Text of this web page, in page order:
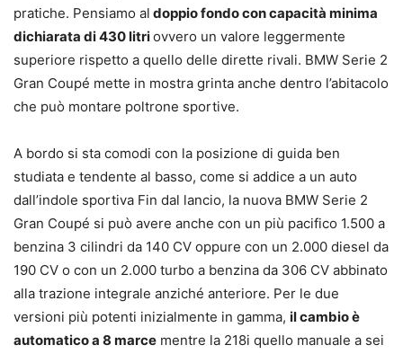
pratiche. Pensiamo al doppio fondo con capacità minima
dichiarata di 430 litriovvero un valore leggermente
superiore rispetto a quello delle dirette rivali. BMW Serie 2
Gran Coupé mette in mostra grinta anche dentro l’abitacolo
che può montare poltrone sportive.
A bordo si sta comodi con la posizione di guida ben
studiata e tendente al basso, come si addice a un auto
dall’indole sportiva Fin dal lancio, la nuova BMW Serie 2
Gran Coupé si può avere anche con un più pacifico 1.500 a
benzina 3 cilindri da 140 CV oppure con un 2.000 diesel da
190 CV o con un 2.000 turbo a benzina da 306 CV abbinato
alla trazione integrale anziché anteriore. Per le due
versioni più potenti inizialmente in gamma, il cambio è
automatico a 8 marce mentre la 218i quello manuale a sei